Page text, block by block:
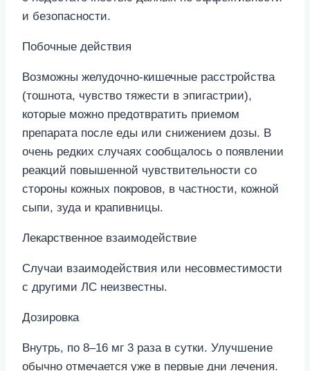
и безопасности.
Побочные действия
Возможны желудочно-кишечные расстройства
(тошнота, чувство тяжести в эпигастрии),
которые можно предотвратить приемом
препарата после еды или снижением дозы. В
очень редких случаях сообщалось о появлении
реакций повышенной чувствительности со
стороны кожных покровов, в частности, кожной
сыпи, зуда и крапивницы.
Лекарственное взаимодействие
Случаи взаимодействия или несовместимости
с другими ЛС неизвестны.
Дозировка
Внутрь, по 8–16 мг 3 раза в сутки. Улучшение
обычно отмечается уже в первые дни лечения.